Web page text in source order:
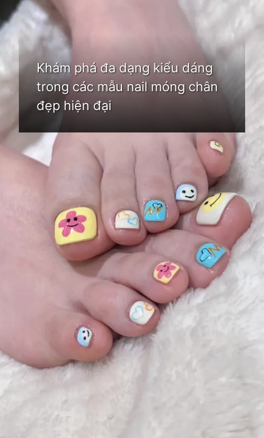
Đang mở
Khám phá đa dạng kiểu dáng
trong các mẫu nail móng chân
đẹp hiện đại